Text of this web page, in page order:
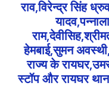
राव,विरेन्द्र सिंह
हेमबाई,सुमन
राज्य के
स्टॉप और रायघर